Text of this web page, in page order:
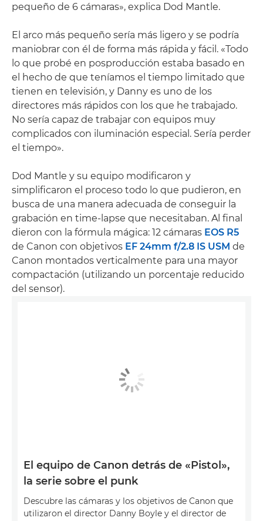
pequeño de 6 cámaras», explica Dod Mantle.
El arco más pequeño sería más ligero y se podría
maniobrar con él de forma más rápida y fácil. «Todo
lo que probé en posproducción estaba basado en
el hecho de que teníamos el tiempo limitado que
tienen en televisión, y Danny es uno de los
directores más rápidos con los que he trabajado.
No sería capaz de trabajar con equipos muy
complicados con iluminación especial. Sería perder
el tiempo».
Dod Mantle y su equipo modificaron y
simplificaron el proceso todo lo que pudieron, en
busca de una manera adecuada de conseguir la
grabación en time-lapse que necesitaban. Al final
dieron con la fórmula mágica: 12 cámaras EOS R5
de Canon con objetivos EF 24mm f/2.8 IS USM de
Canon montados verticalmente para una mayor
compactación (utilizando un porcentaje reducido
del sensor).
El equipo de Canon detrás de «Pistol»,
la serie sobre el punk
Descubre las cámaras y los objetivos de Canon que
utilizaron el director Danny Boyle y el director de